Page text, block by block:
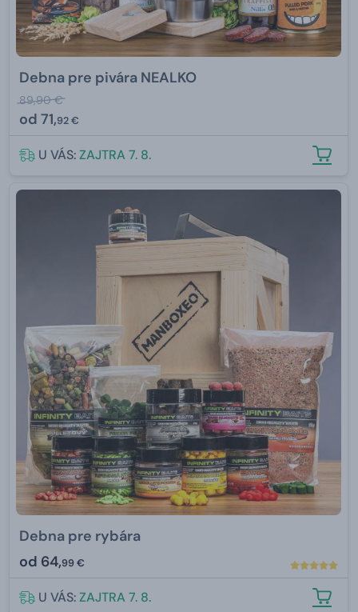
Debna pre pivára NEALKO
89,90 €
od 71,92 €
U VÁS:ZAJTRA 7. 8.
Debna pre rybára
od 64,99 €
U VÁS:ZAJTRA 7. 8.